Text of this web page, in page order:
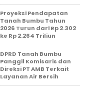
Proyeksi Pendapatan
Tanah Bumbu Tahun
2026 Turun dari Rp 2.302
ke Rp 2.264 Triliun
DPRD Tanah Bumbu
Panggil Komisaris dan
Direksi PT AMB Terkait
Layanan Air Bersih